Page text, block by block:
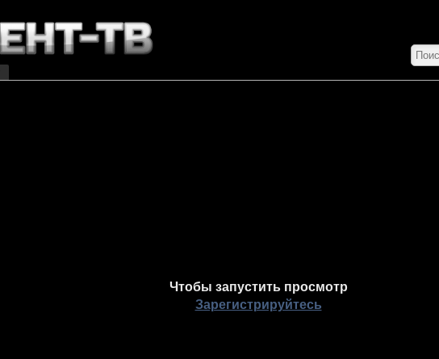
Чтобы запустить просмотр
Зарегистрируйтесь